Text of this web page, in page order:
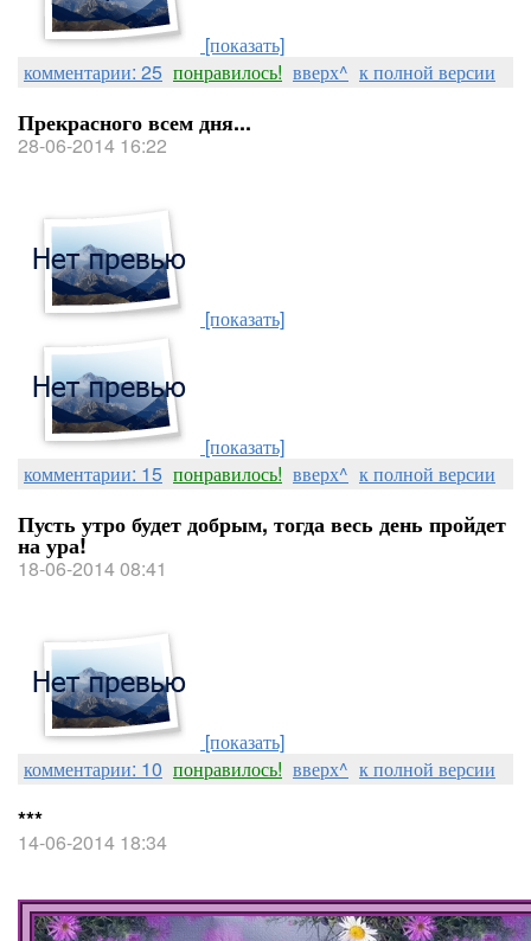
[показать]
комментарии: 25 понравилось! вверх^ к полной версии
Прекрасного всем дня...
28-06-2014 16:22
[показать]
[показать]
комментарии: 15 понравилось! вверх^ к полной версии
Пусть утро будет добрым, тогда весь день пройдет
на ура!
18-06-2014 08:41
[показать]
комментарии: 10 понравилось! вверх^ к полной версии
***
14-06-2014 18:34